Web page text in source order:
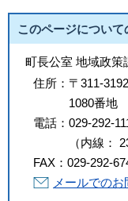
このページについ
町長公室 地域政策
住所： 〒311-
1080番地
電話： 029-292-
（内線 ：
FAX： 029-292-
メールでの